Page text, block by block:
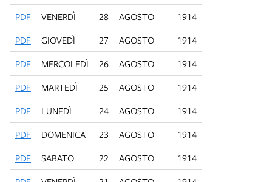
PDF
VENERDÌ 28 AGOSTO
1914
PDF
GIOVEDÌ 27 AGOSTO
1914
PDF
MERCOLEDÌ 26 AGOSTO
1914
PDF
MARTEDÌ 25 AGOSTO
1914
PDF
LUNEDÌ 24 AGOSTO
1914
PDF
DOMENICA 23 AGOSTO
1914
PDF
SABATO 22 AGOSTO
1914